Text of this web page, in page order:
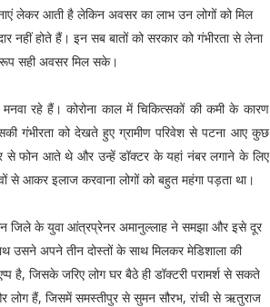
लेकर आती है लेकिन अवसर का लाभ उन लोगों को मिल
नहीं होते हैं। इन सब बातों को सरकार को गंभीरता से लेना
सही अवसर मिल सके।
रहे हैं। कोरोना काल में चिकित्सकों की कमी के कारण
गंभीरता को देखते हुए ग्रामीण परिवेश से पटना आए कुछ
से फोन आते थे और उन्हें डॉक्टर के यहां नंबर लगाने के लिए
से आकर इलाज करवाना लोगों को बहुत महंगा पड़ता था।
जिले के युवा आंत्रप्रेनर अमानुल्लाह ने समझा और इसे दूर
उसने अपने तीन दोस्तों के साथ मिलकर मेडिशाला की
है, जिसके जरिए लोग घर बैठे ही डॉक्टरी परामर्श से सकते
लोग हैं, जिसमें समस्तीपुर से सुमन सौरभ, रांची से ऋतुराज